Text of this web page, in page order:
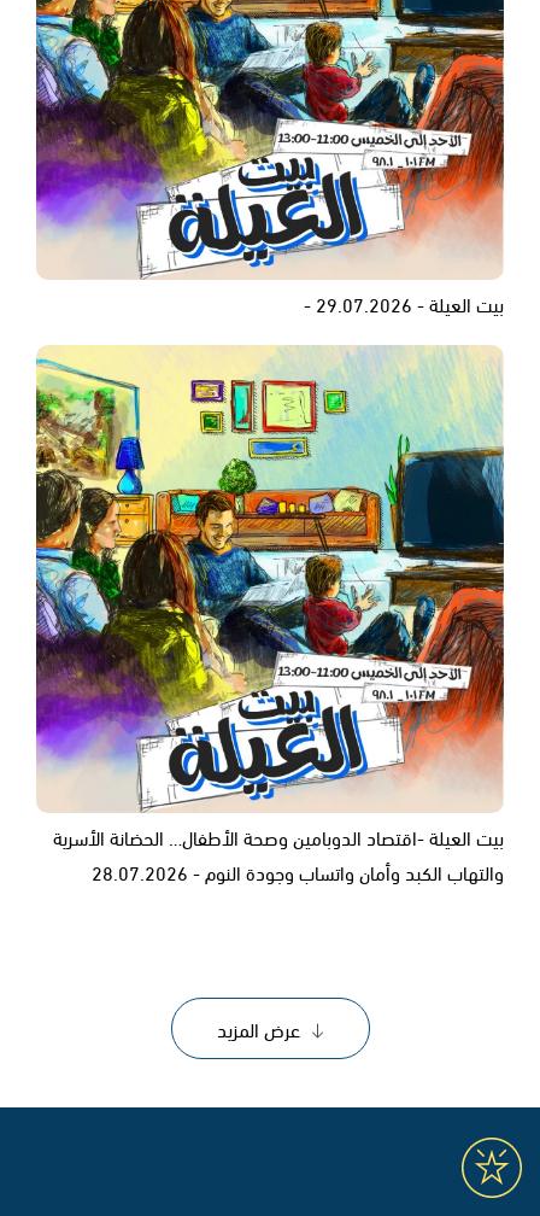
بيت العيلة - 29.07.2026 -
بيت العيلة -اقتصاد الدوبامين وصحة الأطفال… الحضانة الأسرية
والتهاب الكبد وأمان واتساب وجودة النوم - 28.07.2026
عرض المزيد